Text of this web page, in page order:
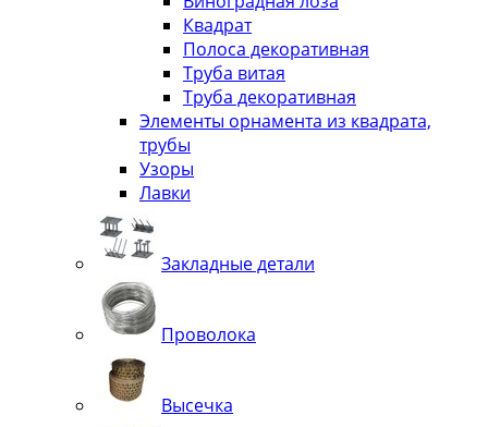
Квадрат
Полоса декоративная
Труба витая
Труба декоративная
Элементы орнамента из квадрата,
трубы
Узоры
Лавки
Закладные детали
Проволока
Высечка